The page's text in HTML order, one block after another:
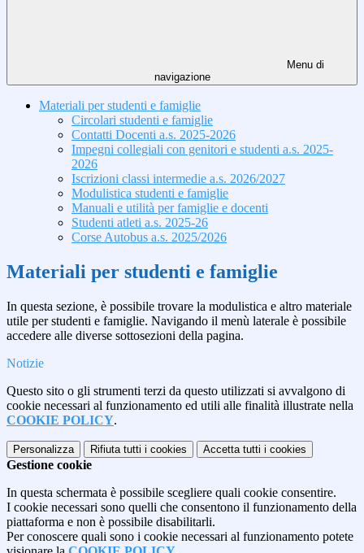
Menu di
navigazione
Materiali per studenti e famiglie
Circolari studenti e famiglie
Contatti Docenti a.s. 2025-2026
Impegni collegiali con genitori e studenti a.s. 2025-
2026
Iscrizioni classi intermedie a.s. 2026/2027
Modulistica studenti e famiglie
Manuali e utilità per famiglie e docenti
Studenti atleti a.s. 2025-26
Corse Autobus a.s. 2025/2026
Materiali per studenti e famiglie
In questa sezione, è possibile trovare la modulistica e altro materiale
utile per studenti e famiglie. Navigando il menù laterale è possibile
accedere alle diverse sottosezioni della pagina.
Notizie
Questo sito o gli strumenti terzi da questo utilizzati si avvalgono di
cookie necessari al funzionamento ed utili alle finalità illustrate nella
COOKIE POLICY.
Personalizza Rifiuta tutti i cookies Accetta tutti i cookies
Gestione cookie
In questa schermata è possibile scegliere quali cookie consentire.
I cookie necessari sono quelli che consentono il funzionamento della
piattaforma e non è possibile disabilitarli.
Per conoscere quali sono i cookie necessari al funzionamento potete